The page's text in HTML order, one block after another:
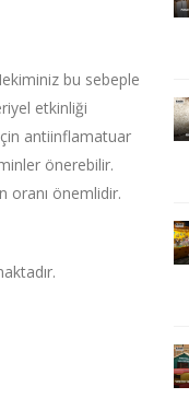
bu sebeple
etkinliği
antiinflamatuar
önerebilir.
oranı önemlidir.